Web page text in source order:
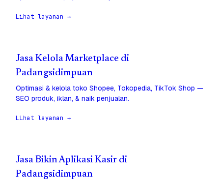
Lihat layanan →
Jasa Kelola Marketplace di
Padangsidimpuan
Optimasi & kelola toko Shopee, Tokopedia, TikTok Shop —
SEO produk, iklan, & naik penjualan.
Lihat layanan →
Jasa Bikin Aplikasi Kasir di
Padangsidimpuan